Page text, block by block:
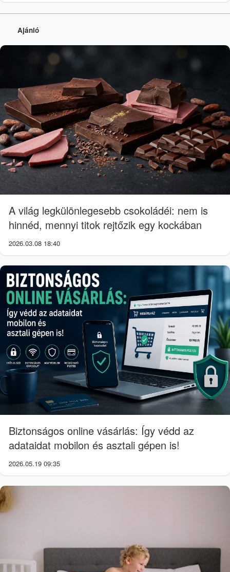
Ajánló
A világ legkülönlegesebb csokoládéi: nem is
hinnéd, mennyi titok rejtőzik egy kockában
2026.03.08 18:40
Biztonságos online vásárlás: Így védd az
adataidat mobilon és asztali gépen is!
2026.05.19 09:35